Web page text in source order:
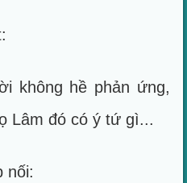
không hề phản ứng,
Lâm đó có ý tứ gì...
nối: